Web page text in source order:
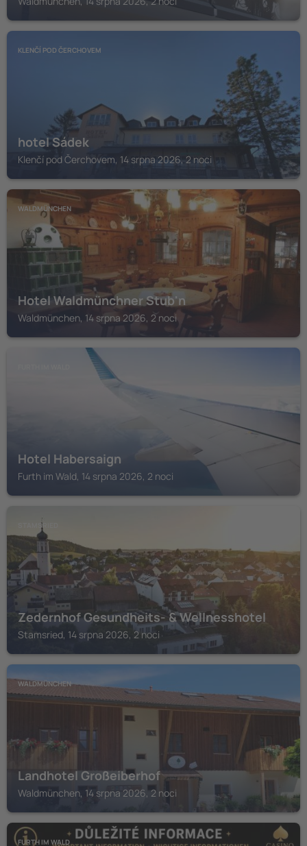
KLENČÍ POD ČERCHOVEM
hotel Sádek
Klenčí pod Čerchovem, 14 srpna 2026, 2 noci
WALDMÜNCHEN
Hotel Waldmünchner Stub'n
Waldmünchen, 14 srpna 2026, 2 noci
Hotel Habersaign
Furth im Wald, 14 srpna 2026, 2 noci
STAMSRIED
Zedernhof Gesundheits- & Wellnesshotel
Stamsried, 14 srpna 2026, 2 noci
WALDMÜNCHEN
Landhotel Großeiberhof
Waldmünchen, 14 srpna 2026, 2 noci
FURTH IM WALD